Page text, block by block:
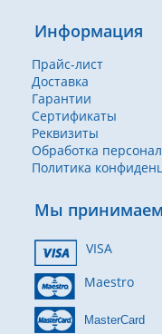
Информация
Прайс-лист
Доставка
Гарантии
Сертификаты
Реквизиты
Обработка
Политика
Мы принимаем
VISA
Maestro
MasterCard